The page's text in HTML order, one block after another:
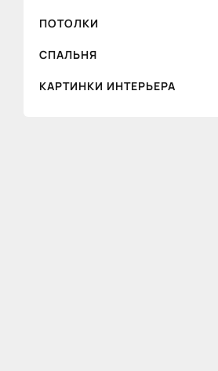
ПОТОЛКИ
СПАЛЬНЯ
КАРТИНКИ ИНТЕРЬЕРА